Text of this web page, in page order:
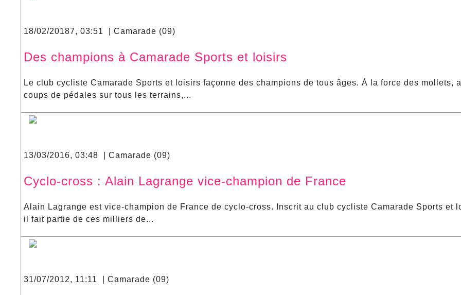
18/02/20187, 03:51 | Camarade (09)
Des champions à Camarade Sports et loisirs
Le club cycliste Camarade Sports et loisirs façonne des champions de tous âges. À la force des mollets,
coups de pédales sur tous les terrains,...
13/03/2016, 03:48 | Camarade (09)
Cyclo-cross : Alain Lagrange vice-champion de France
Alain Lagrange est vice-champion de France de cyclo-cross. Inscrit au club cycliste Camarade Sports et
il fait partie de ces milliers de...
31/07/2012, 11:11 | Camarade (09)